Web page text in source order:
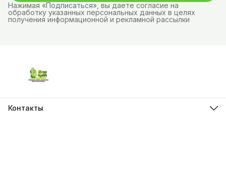
Нажимая «Подписаться», вы даете согласие на
обработку указанных персональных данных в целях
получения информационной и рекламной рассылки
Контакты